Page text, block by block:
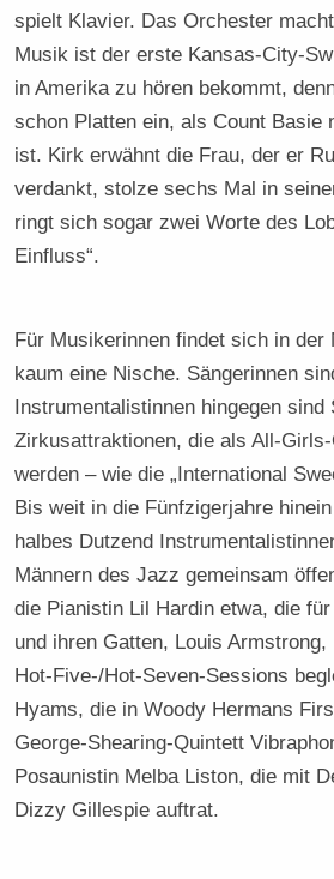
spielt Klavier. Das Orchester
Musik ist der erste Kansas-City-
in Amerika zu hören bekommt,
schon Platten ein, als Count Basie
ist. Kirk erwähnt die Frau, der er
verdankt, stolze sechs Mal in
ringt sich sogar zwei Worte des
Einfluss“.
Für Musikerinnen findet sich in der
kaum eine Nische. Sängerinnen
Instrumentalistinnen hingegen sind
Zirkusattraktionen, die als All-
werden – wie die „International
Bis weit in die Fünfzigerjahre
halbes Dutzend
Männern des Jazz gemeinsam
die Pianistin Lil Hardin etwa, die
und ihren Gatten, Louis Armstrong,
Hot-Five-/Hot-Seven-Sessions
Hyams, die in Woody Hermans
George-Shearing-Quintett
Posaunistin Melba Liston, die mit
Dizzy Gillespie auftrat.